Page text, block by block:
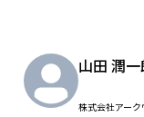
山田 潤一
株式会社アーク